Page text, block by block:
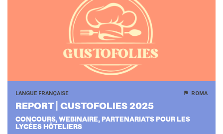
LANGUE FRANÇAISE ROMA
RE­PORT | GUS­TO­FO­LIES 2025
CONCOURS, WEBINAIRE, PARTENARIATS POUR LES
LYCÉES HÔTELIERS